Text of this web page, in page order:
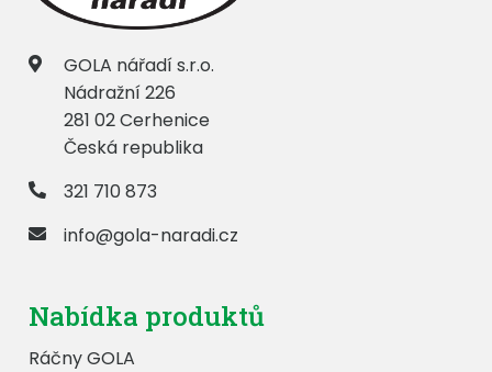
GOLA nářadí s.r.o.
Nádražní 226
281 02 Cerhenice
Česká republika
321 710 873
info@gola-naradi.cz
Nabídka produktů
Ráčny GOLA